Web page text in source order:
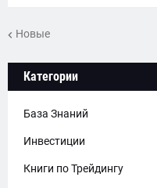
Новые
Категории
База Знаний
Инвестиции
Книги по Трейдингу